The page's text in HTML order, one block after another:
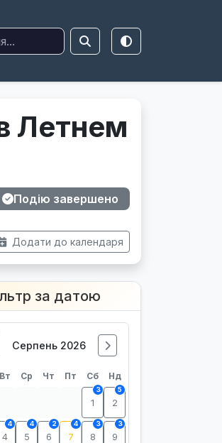
Летнем
Подію завершено
Додати до календаря
за датою
Серпень 2026
Вт Ср Чт Пт Сб Нд
1
3
2
5
4
4
5
4
6
2
7
4
8
3
9
3